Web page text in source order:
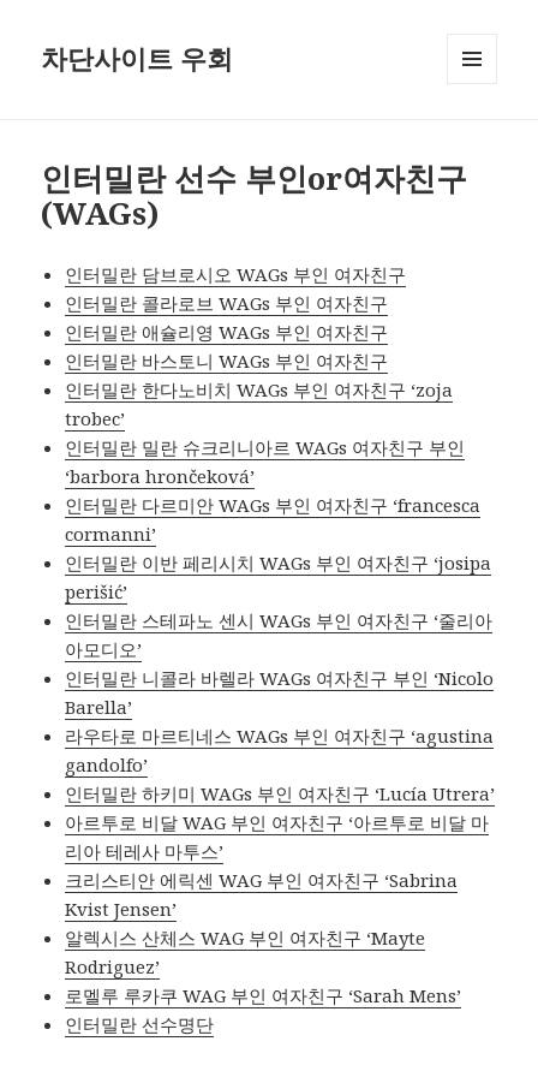
차단사이트 우회
인터밀란 선수 부인or여자친구
(WAGs)
인터밀란 담브로시오 WAGs 부인 여자친구
인터밀란 콜라로브 WAGs 부인 여자친구
인터밀란 애슐리영 WAGs 부인 여자친구
인터밀란 바스토니 WAGs 부인 여자친구
인터밀란 한다노비치 WAGs 부인 여자친구 ‘zoja
trobec’
인터밀란 밀란 슈크리니아르 WAGs 여자친구 부인
‘barbora hrončeková’
인터밀란 다르미안 WAGs 부인 여자친구 ‘francesca
cormanni’
인터밀란 이반 페리시치 WAGs 부인 여자친구 ‘josipa
perišić’
인터밀란 스테파노 센시 WAGs 부인 여자친구 ‘줄리아
아모디오’
인터밀란 니콜라 바렐라 WAGs 여자친구 부인 ‘Nicolo
Barella’
라우타로 마르티네스 WAGs 부인 여자친구 ‘agustina
gandolfo’
인터밀란 하키미 WAGs 부인 여자친구 ‘Lucía Utrera’
아르투로 비달 WAG 부인 여자친구 ‘아르투로 비달 마
리아 테레사 마투스’
크리스티안 에릭센 WAG 부인 여자친구 ‘Sabrina
Kvist Jensen’
알렉시스 산체스 WAG 부인 여자친구 ‘Mayte
Rodriguez’
로멜루 루카쿠 WAG 부인 여자친구 ‘Sarah Mens’
인터밀란 선수명단